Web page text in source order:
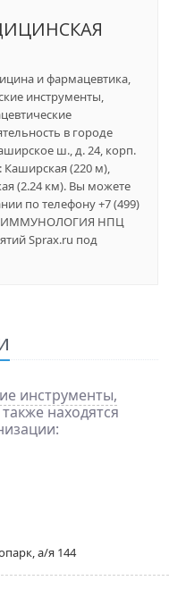
и фармацевтика,
инструменты,
в городе
ш., д. 24, корп.
Каширская (220 м),
(2.24 км). Вы можете
по телефону +7 (499)
ИММУНОЛОГИЯ НПЦ
Sprax.ru под
инструменты,
находятся
а/я 144